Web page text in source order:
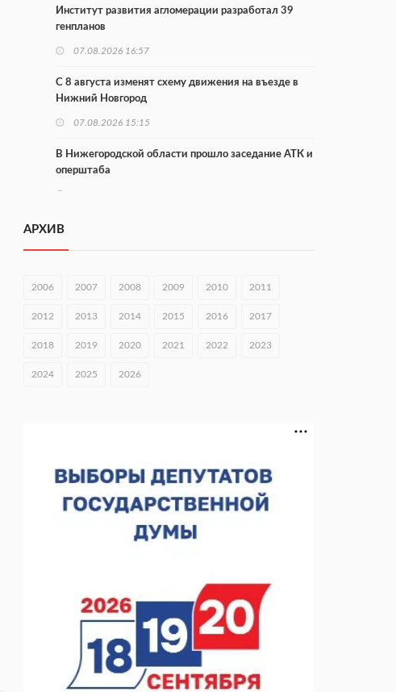
Институт развития агломерации разработал 39
генпланов
07.08.2026 16:57
С 8 августа изменят схему движения на въезде в
Нижний Новгород
07.08.2026 15:15
В Нижегородской области прошло заседание АТК и
оперштаба
В Чкаловске спустили на воду «Метеор-120Р»
07.08.2026 14:01
В Нижегородской области выбрали лучшего
07.08.2026 13:48
строителя
07.08.2026 12:15
В Нижнем Новгороде прошло совещание
Росгвардии
07.08.2026 12:04
Кратковременные перерывы вещания
телерадиопрограмм ожидаются в Нижнем
Новгороде до 16 августа в связи с покраской
телебашни
07.08.2026 11:20
АРХИВ
2006 2007 2008 2009 2010 2011
2012 2013 2014 2015 2016 2017
2018 2019 2020 2021 2022 2023
2024 2025 2026